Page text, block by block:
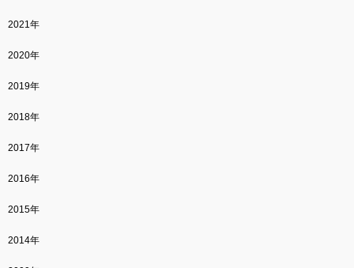
2021年
2020年
2019年
2018年
2017年
2016年
2015年
2014年